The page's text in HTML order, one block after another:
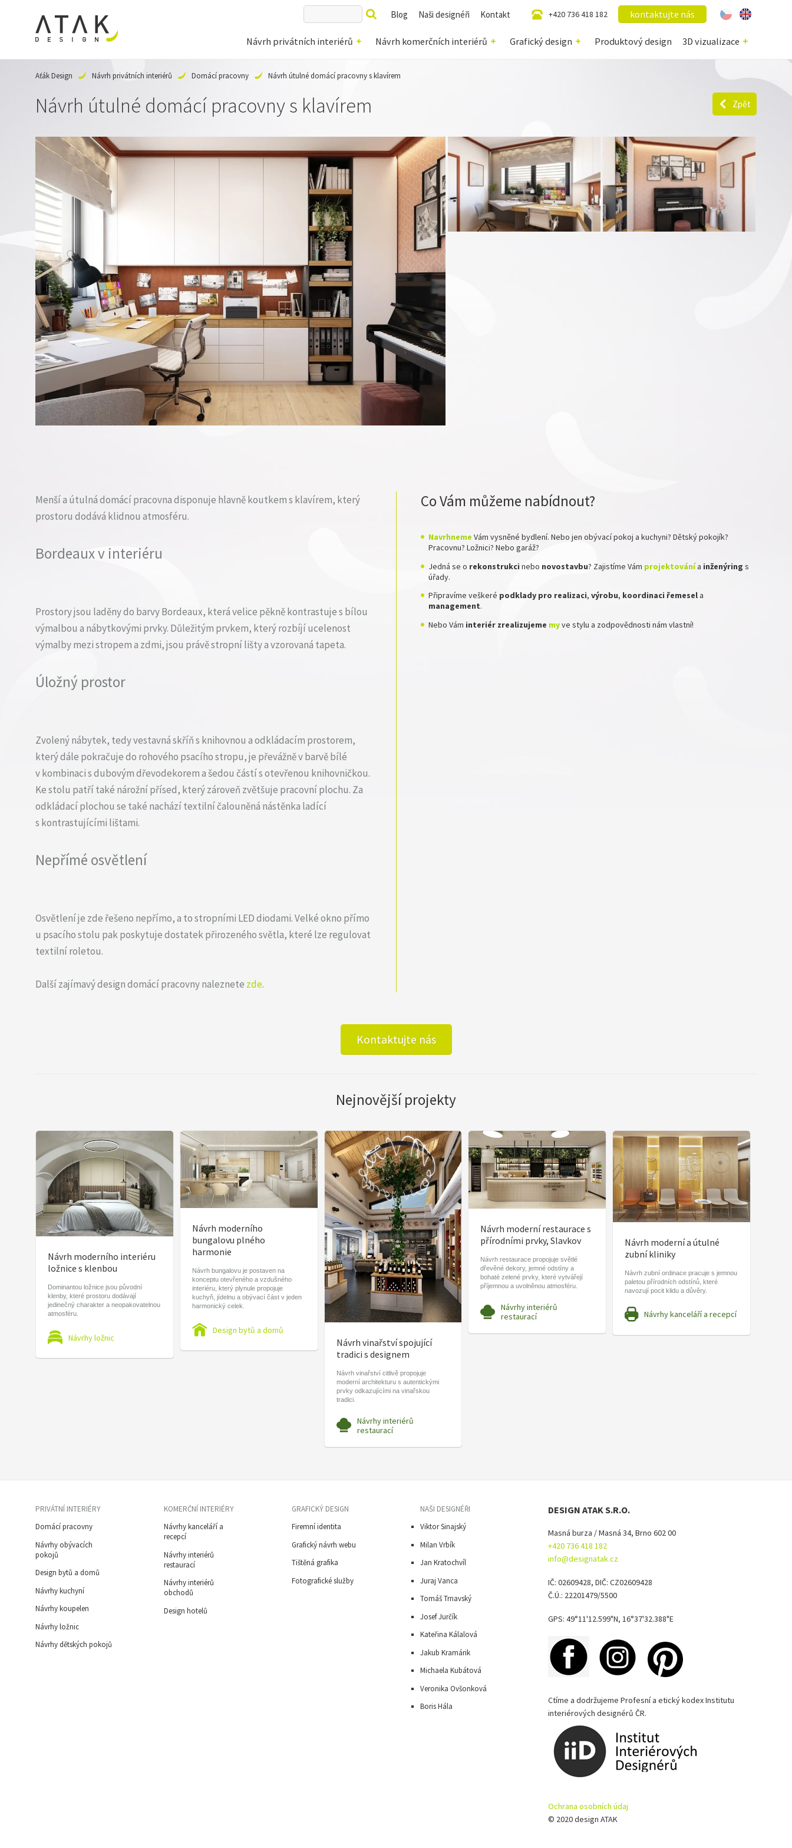
Návrh privátních interiérů Návrh komerčních interiérů Grafický design Produktový design 3D vizualizace
Blog Naši designéři Kontakt +420 736 418 182 kontaktujte nás
Aťák Design Návrh privátních interiérů Domácí pracovny Návrh útulné domácí pracovny s klavírem
Návrh útulné domácí pracovny s klavírem Zpět
Menší a útulná domácí pracovna disponuje hlavně koutkem s klavírem, který
prostoru dodává klidnou atmosféru.
Bordeaux v interiéru
Prostory jsou laděny do barvy Bordeaux, která velice pěkně kontrastuje s bílou
výmalbou a nábytkovými prvky. Důležitým prvkem, který rozbíjí ucelenost
výmalby mezi stropem a zdmi, jsou právě stropní lišty a vzorovaná tapeta.
Úložný prostor
Zvolený nábytek, tedy vestavná skříň s knihovnou a odkládacím prostorem,
který dále pokračuje do rohového psacího stropu, je převážně v barvě bílé
v kombinaci s dubovým dřevodekorem a šedou částí s otevřenou knihovničkou.
Ke stolu patří také nárožní přísed, který zároveň zvětšuje pracovní plochu. Za
odkládací plochou se také nachází textilní čalouněná nástěnka ladící
s kontrastujícími lištami.
Nepřímé osvětlení
Osvětlení je zde řešeno nepřímo, a to stropními LED diodami. Velké okno přímo
u psacího stolu pak poskytuje dostatek přirozeného světla, které lze regulovat
textilní roletou.
Další zajímavý design domácí pracovny naleznete zde.
Co Vám můžeme nabídnout?
Navrhneme Vám vysněné bydlení. Nebo jen obývací pokoj a kuchyni? Dětský pokojík?
Pracovnu? Ložnici? Nebo garáž?
Jedná se o rekonstrukci nebo novostavbu? Zajistíme Vám projektovánía inženýring s
úřady.
Připravíme veškeré podklady pro realizaci, výrobu, koordinaci řemesel a
management.
Nebo Vám interiér zrealizujeme myve stylu a zodpovědnosti nám vlastní!
Kontaktujte nás
Nejnovější projekty
Návrh moderního interiéru
ložnice s klenbou
Dominantou ložnice jsou původní
klenby, které prostoru dodávají
jedinečný charakter a neopakovatelnou
atmosféru.
Návrhy ložnic
Návrh moderního
bungalovu plného
harmonie
Návrh bungalovu je postaven na
konceptu otevřeného a vzdušného
interiéru, který plynule propojuje
kuchyň, jídelnu a obývací část v jeden
harmonický celek.
Design bytů a domů
Návrh vinařství spojující
tradici s designem
Návrh vinařství citlivě propojuje
moderní architekturu s autentickými
prvky odkazujícími na vinařskou
tradici.
Návrhy interiérů
restaurací
Návrh moderní restaurace s
přírodními prvky, Slavkov
Návrh restaurace propojuje světlé
dřevěné dekory, jemné odstíny a
bohaté zelené prvky, které vytvářejí
příjemnou a uvolněnou atmosféru.
Návrhy interiérů
restaurací
Návrh moderní a útulné
zubní kliniky
Návrh zubní ordinace pracuje s jemnou
paletou přírodních odstínů, které
navozují pocit klidu a důvěry.
Návrhy kanceláří a recepcí
PRIVÁTNÍ INTERIÉRY
Domácí pracovny
Návrhy obývacích
pokojů
Design bytů a domů
Návrhy kuchyní
Návrhy koupelen
Návrhy ložnic
Návrhy dětských pokojů
KOMERČNÍ INTERIÉRY
Návrhy kanceláří a
recepcí
Návrhy interiérů
restaurací
Návrhy interiérů
obchodů
Design hotelů
GRAFICKÝ DESIGN
Firemní identita
Grafický návrh webu
Tištěná grafika
Fotografické služby
NAŠI DESIGNÉŘI
Viktor Sinajský
Milan Vrbík
Jan Kratochvíl
Juraj Vanca
Tomáš Trnavský
Josef Jurčík
Kateřina Kálalová
Jakub Kramárik
Michaela Kubátová
Veronika Ovšonková
Boris Hála
DESIGN ATAK S.R.O.
Masná burza / Masná 34, Brno 602 00
+420 736 418 182
info@designatak.cz
IČ: 02609428, DIČ: CZ02609428
Č.Ú.: 22201479/5500
GPS: 49°11'12.599"N, 16°37'32.388"E
Ctíme a dodržujeme Profesní a etický kodex Institutu
interiérových designérů ČR.
Ochrana osobních údaj
© 2020 design ATAK